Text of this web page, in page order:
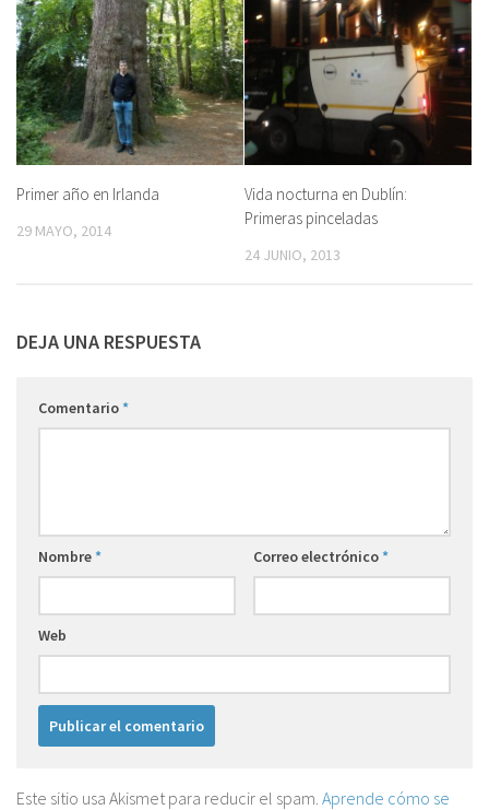
Primer año en Irlanda
29 MAYO, 2014
Vida nocturna en Dublín:
Primeras pinceladas
24 JUNIO, 2013
DEJA UNA RESPUESTA
Comentario*
Nombre* Correo electrónico*
Web
Este sitio usa Akismet para reducir el spam. Aprende cómo se